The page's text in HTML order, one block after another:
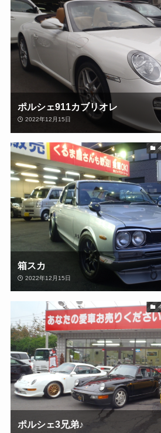
ポルシェ911カブリオレ
2022年12月15日
箱スカ
2022年12月15日
ポルシェ3兄弟♪